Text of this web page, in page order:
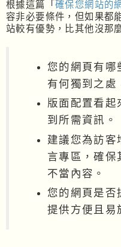
根據這篇「 確保您網站的
容非必要條件，但如果都
站較有優勢，比其他沒那
您的網頁有哪
有何獨到之處
版面配置看起
到所需資訊。
建議您為訪客
言專區，確
不當內容。
您的網頁是否
提供方便且易